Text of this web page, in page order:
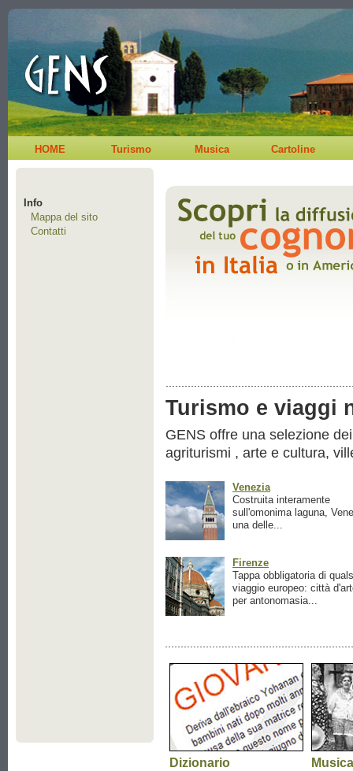
HOME Turismo Musica Cartoline
Info
Mappa del sito
Contatti
Turismo e viaggi
GENS offre una selezione
agriturismi , arte e cultura,
Venezia
Costruita interamente
sull'omonima laguna,
una delle...
Firenze
Tappa obbligatoria di
viaggio europeo: città
per antonomasia...
Dizionario
Musica